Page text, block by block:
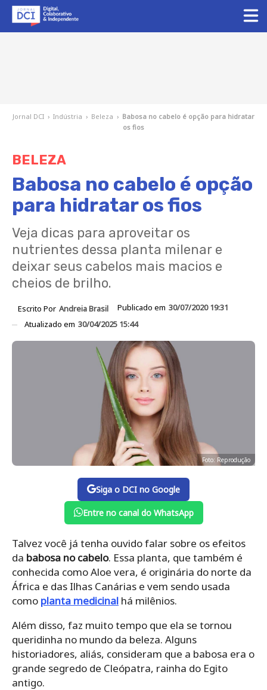
Jornal DCI › Indústria › Beleza › Babosa no cabelo é opção para hidratar
os fios
BELEZA
Babosa no cabelo é opção
para hidratar os fios
Veja dicas para aproveitar os
nutrientes dessa planta milenar e
deixar seus cabelos mais macios e
cheios de brilho.
Escrito Por Andreia Brasil Publicado em 30/07/2020 19:31
Atualizado em 30/04/2025 15:44
Foto: Reprodução
Siga o DCI no Google
Entre no canal do WhatsApp
Talvez você já tenha ouvido falar sobre os efeitos
da babosa no cabelo. Essa planta, que também é
conhecida como Aloe vera, é originária do norte da
África e das Ilhas Canárias e vem sendo usada
como planta medicinal há milênios.
Além disso, faz muito tempo que ela se tornou
queridinha no mundo da beleza. Alguns
historiadores, aliás, consideram que a babosa era o
grande segredo de Cleópatra, rainha do Egito
antigo.